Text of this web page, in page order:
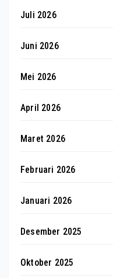
Juli 2026
Juni 2026
Mei 2026
April 2026
Maret 2026
Februari 2026
Januari 2026
Desember 2025
Oktober 2025